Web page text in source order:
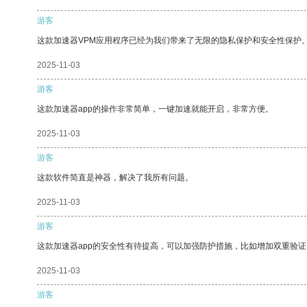
游客
这款加速器VPM应用程序已经为我们带来了无限的隐私保护和安全性保护
2025-11-03
游客
这款加速器app的操作非常简单，一键加速就能开启，非常方便。
2025-11-03
游客
这款软件简直是神器，解决了我所有问题。
2025-11-03
游客
这款加速器app的安全性有待提高，可以加强防护措施，比如增加双重验
2025-11-03
游客